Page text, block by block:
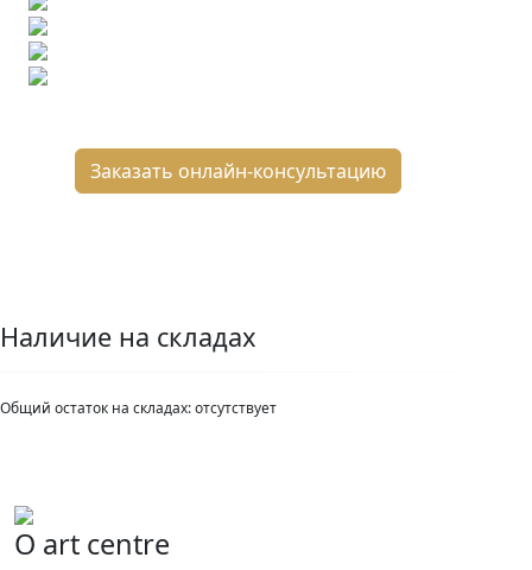
Заказать онлайн-консультацию
Наличие на складах
Общий остаток на складах:отсутствует
О art centre